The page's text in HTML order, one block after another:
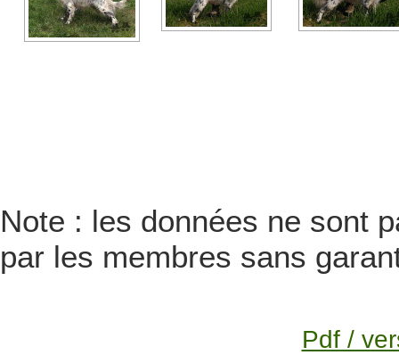
Note : les données ne sont
par les membres sans
Pdf /